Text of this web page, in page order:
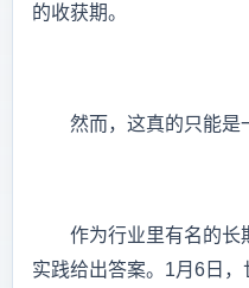
的收获期。
然而，这真的只能是
作为行业里有名的长
实践给出答案。1月6日